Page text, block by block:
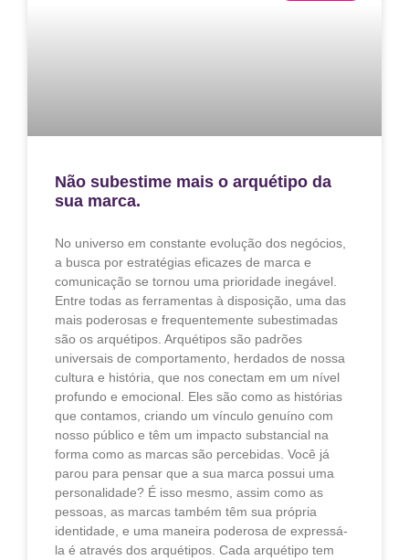
Não subestime mais o arquétipo da
sua marca.
No universo em constante evolução dos negócios,
a busca por estratégias eficazes de marca e
comunicação se tornou uma prioridade inegável.
Entre todas as ferramentas à disposição, uma das
mais poderosas e frequentemente subestimadas
são os arquétipos. Arquétipos são padrões
universais de comportamento, herdados de nossa
cultura e história, que nos conectam em um nível
profundo e emocional. Eles são como as histórias
que contamos, criando um vínculo genuíno com
nosso público e têm um impacto substancial na
forma como as marcas são percebidas. Você já
parou para pensar que a sua marca possui uma
personalidade? É isso mesmo, assim como as
pessoas, as marcas também têm sua própria
identidade, e uma maneira poderosa de expressá-
la é através dos arquétipos. Cada arquétipo tem